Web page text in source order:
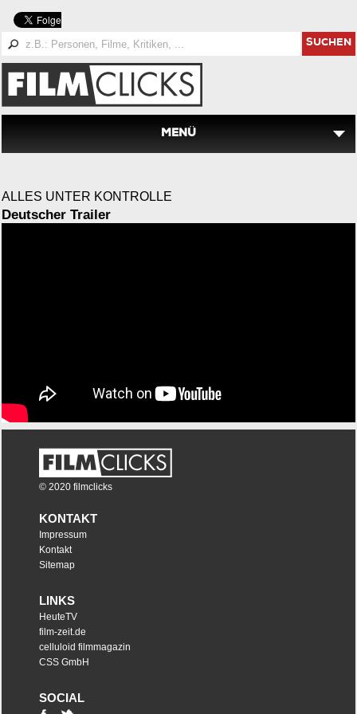
SUCHEN
MENÜ
ALLES UNTER KONTROLLE
Deutscher Trailer
© 2020 filmclicks
KONTAKT
Impressum
Kontakt
Sitemap
LINKS
HeuteTV
film-zeit.de
celluloid filmmagazin
CSS GmbH
SOCIAL